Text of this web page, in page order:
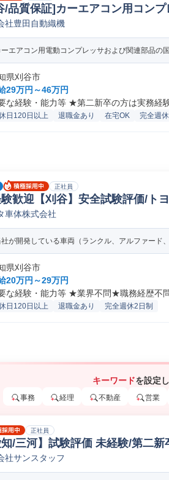
/品質保証]カーエアコン用コン
送機器品質保証
社豊田自動織機
ーエアコン用電動コンプレッサおよび関連部品の
県刈谷市
29万円～46万円
な経験・能力等 ★第二新卒の方は実務経
日120日以上 退職金あり 在宅OK 完全週
正社員
歓迎【刈谷】安全試験評価/ト
スト(機械/電気/電子製品専門職)
車体株式会社
社が開発している車両（ランクル、アルファード
県刈谷市
20万円～29万円
な経験・能力等 ★業界不問★職務経歴不
日120日以上 退職金あり 完全週休2日制
キーワードを設定
事務 経理 不動産 営業
正社員
知/三河】試験評価 未経験/第二
テスト(機械/電気/電子製品専門職)
社サンスタッフ